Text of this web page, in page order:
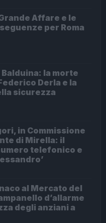
Affare e le
per Roma
la morte
Derla e la
sicurezza
in Commissione
di Mirella: il
telefonico e
al Mercato del
d’allarme
degli anziani a